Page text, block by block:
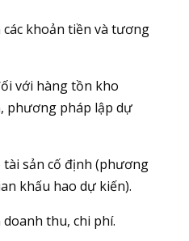
khoản tiền và tương
với hàng tồn kho
phương pháp lập dự
tài sản cố định (phương
khấu hao dự kiến).
thu, chi phí.